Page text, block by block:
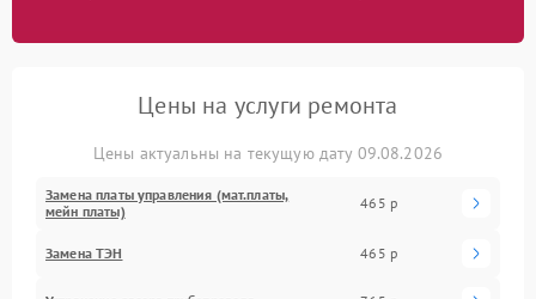
Цены на услуги ремонта
Цены актуальны на текущую дату 09.08.2026
Замена платы управления (мат.платы,
мейн платы)
465 р
Замена ТЭН 465 р